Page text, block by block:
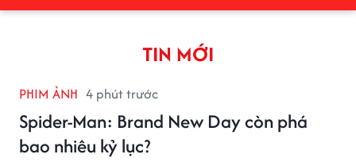
TIN MỚI
PHIM ẢNH 4 phút trước
Spider-Man: Brand New Day còn phá
bao nhiêu kỷ lục?